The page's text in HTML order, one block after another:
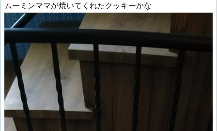
ムーミンママが焼いてくれたクッキーかな